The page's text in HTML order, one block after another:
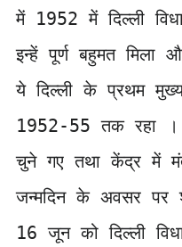
में 1952 में दिल्ली
इन्हें पूर्ण बहुमत
ये दिल्ली के प्रथम
1952-55 तक रहा ।
चुने गए तथा केंद्र में
जन्मदिन के अवसर पर
16 जून को दिल्ली